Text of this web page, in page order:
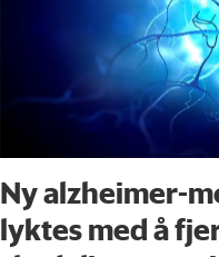
Ny alzheimer-
lyktes med å